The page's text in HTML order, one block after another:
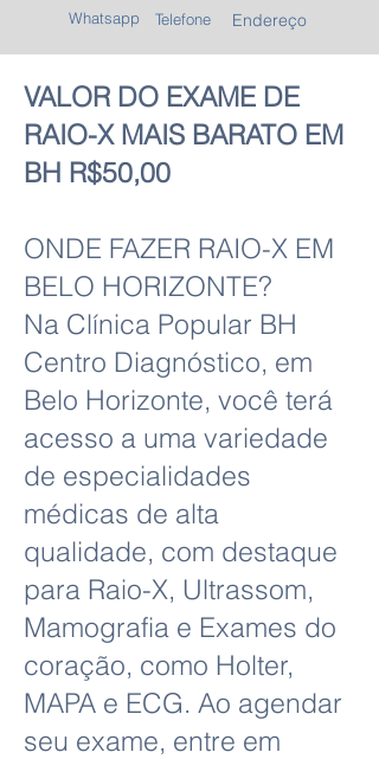
Whatsapp Telefone Endereço
VALOR DO EXAME DE
RAIO-X MAIS BARATO EM
BH R$50,00
ONDE FAZER RAIO-X EM
BELO HORIZONTE?
Na Clínica Popular BH
Centro Diagnóstico, em
Belo Horizonte, você terá
acesso a uma variedade
de especialidades
médicas de alta
qualidade, com destaque
para Raio-X, Ultrassom,
Mamografia e Exames do
coração, como Holter,
MAPA e ECG. Ao agendar
seu exame, entre em